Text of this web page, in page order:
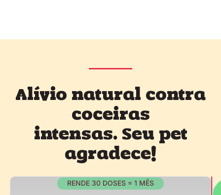
Alívio natural contra
coceiras
intensas. Seu pet
agradece!
RENDE 30 DOSES = 1 MÊS